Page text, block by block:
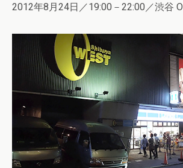
2012年8月24日／19:00－22:00／渋谷